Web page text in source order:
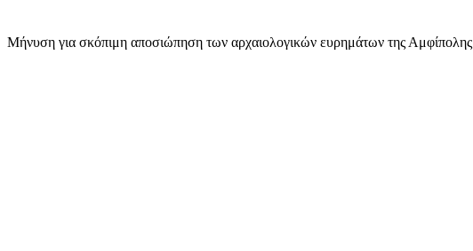
Μήνυση για σκόπιμη αποσιώπηση των αρχαιολογικών ευρημάτων της Αμφίπολης